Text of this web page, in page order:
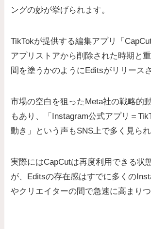
ングの妙が挙げられます。
TikTokが提供する編集アプリ「
アプリストアから削除された時期と
間を塗うかのようにEditsがリリース
市場の空白を狙ったMeta社の戦略的
もあり、「Instagram公式アプリ＝
動き」という声もSNS上で多く見られ
実際にはCapCutは再度利用できる状
が、Editsの存在感はすでに多くの
やクリエイターの間で急速に高まりつ